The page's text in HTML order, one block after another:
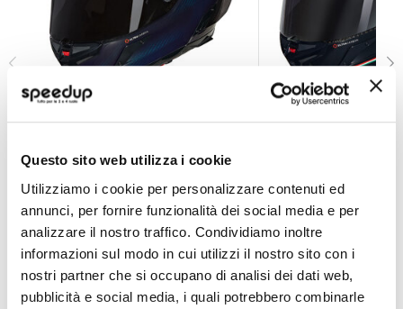
Questo sito web utilizza i cookie
Utilizziamo i cookie per personalizzare contenuti ed
annunci, per fornire funzionalità dei social media e per
analizzare il nostro traffico. Condividiamo inoltre
informazioni sul modo in cui utilizzi il nostro sito con i
nostri partner che si occupano di analisi dei dati web,
pubblicità e social media, i quali potrebbero combinarle
Casco Integrale X-804 RS Ultra Carbon Liquido
EXTRA SCONTI PER ISCRITTI
709,99 € 639,00 €
Casco Integrale X-
EXTRA SCONTI PER
779,99 € 702,00 €